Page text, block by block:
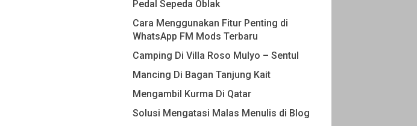
Pedal Sepeda Oblak
Cara Menggunakan Fitur Penting di
WhatsApp FM Mods Terbaru
Camping Di Villa Roso Mulyo – Sentul
Mancing Di Bagan Tanjung Kait
Mengambil Kurma Di Qatar
Solusi Mengatasi Malas Menulis di Blog